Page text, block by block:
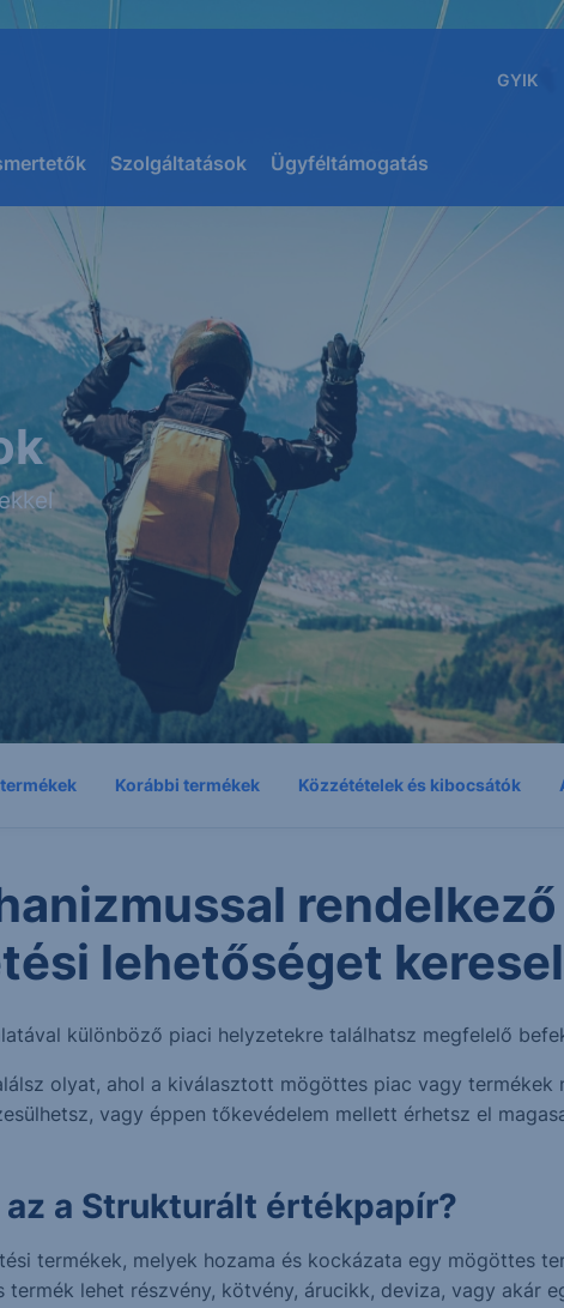
GYIK
Szolgáltatások Ügyféltámogatás
Korábbi termékek Közzétételek és kibocsátók
lehetőséget
különböző piaci helyzetekre találhatsz megfelelő
olyat, ahol a kiválasztott mögöttes piac vagy termékek
vagy éppen tőkevédelem mellett érhetsz el
az a Strukturált értékpapír?
termékek, melyek hozama és kockázata egy mögöttes
lehet részvény, kötvény, árucikk, deviza, vagy akár